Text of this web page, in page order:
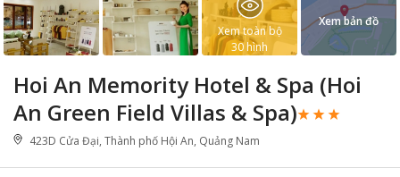
Hoi An Memority Hotel & Spa (Hoi
An Green Field Villas & Spa)
423D Cửa Đại, Thành phố Hội An, Quảng Nam
Xem toàn bộ
30 hình
Xem bản đồ